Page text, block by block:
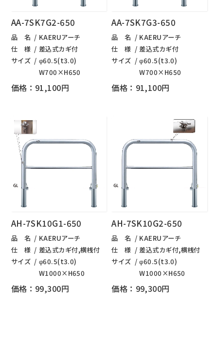
AA-7SK7G2-650
品 名
KAERUアーチ
仕 様
差込式カギ付
サイズ
φ60.5(t3.0)
W700×H650
価格：91,100円
AA-7SK7G3-650
品 名
KAERUアーチ
仕 様
差込式カギ付
サイズ
φ60.5(t3.0)
W700×H650
価格：91,100円
AH-7SK10G1-650
品 名
KAERUアーチ
仕 様
差込式カギ付,横桟付
サイズ
φ60.5(t3.0)
W1000×H650
価格：99,300円
AH-7SK10G2-650
品 名
KAERUアーチ
仕 様
差込式カギ付,横桟付
サイズ
φ60.5(t3.0)
W1000×H650
価格：99,300円